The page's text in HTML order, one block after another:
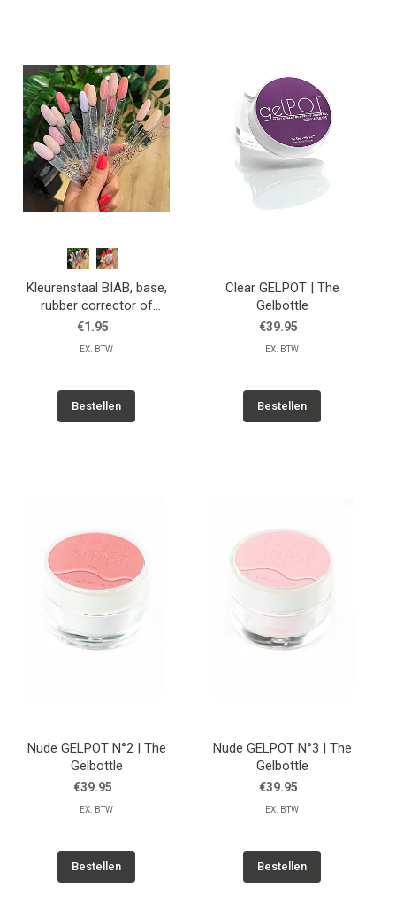
Kleurenstaal BIAB, base,
rubber corrector of
bouwgel | NM
€1.95
EX. BTW
Bestellen
Clear GELPOT | The
Gelbottle
€39.95
EX. BTW
Bestellen
Nude GELPOT N°2 | The
Gelbottle
€39.95
EX. BTW
Bestellen
Nude GELPOT N°3 | The
Gelbottle
€39.95
EX. BTW
Bestellen